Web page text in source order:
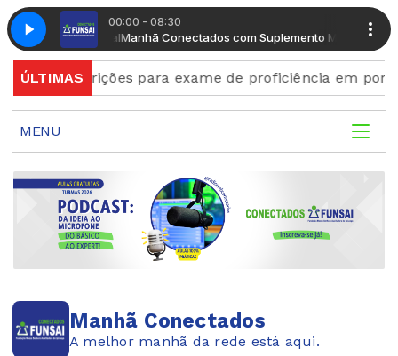
00:00 - 08:30
Musical Manhã Conectados com Suplemento Musical
ÚLTIMAS
Inscrições para exame de proficiência em
MENU
Manhã Conectados
A melhor manhã da rede está aqui.